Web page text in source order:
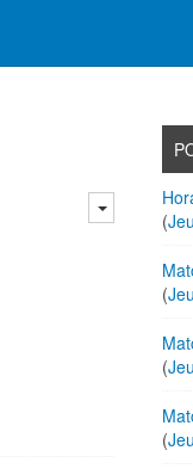
(
(
(
(